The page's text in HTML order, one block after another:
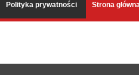
Polityka prywatności Strona